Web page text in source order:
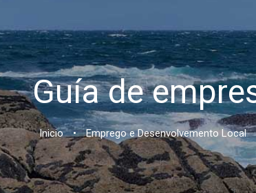
Guía de
Inicio • Emprego e Desenvolvemento Local